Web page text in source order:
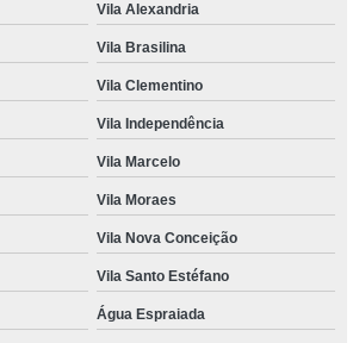
Vila Alexandria
Vila Brasilina
Vila Clementino
Vila Independência
Vila Marcelo
Vila Moraes
Vila Nova Conceição
Vila Santo Estéfano
Água Espraiada